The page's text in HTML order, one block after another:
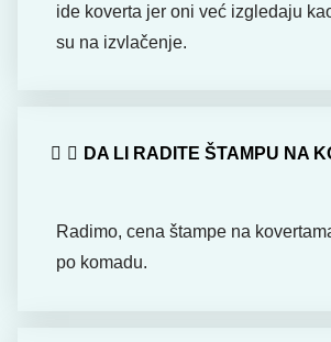
ide koverta jer oni već izgledaju
su na izvlačenje.
DA LI RADITE ŠTAMPU NA
Radimo, cena štampe na
po komadu.